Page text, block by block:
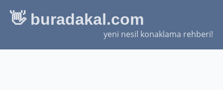
👋 buradakal.com
yeni nesil konaklama rehberi!